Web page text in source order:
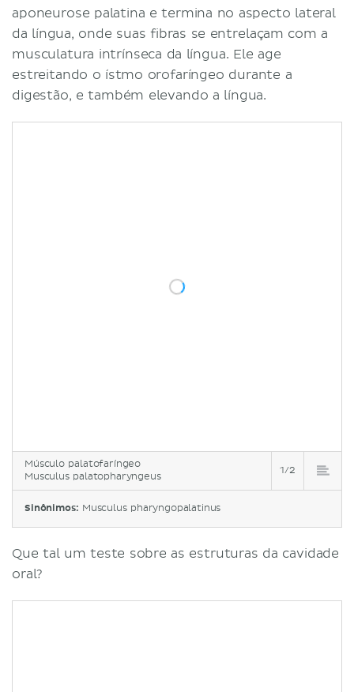
aponeurose palatina e termina no aspecto lateral
da língua, onde suas fibras se entrelaçam com a
musculatura intrínseca da língua. Ele age
estreitando o ístmo orofaríngeo durante a
digestão, e também elevando a língua.
Músculo palatofaríngeo
Musculus palatopharyngeus
1/2
Sinônimos: Musculus pharyngopalatinus
Que tal um teste sobre as estruturas da cavidade
oral?